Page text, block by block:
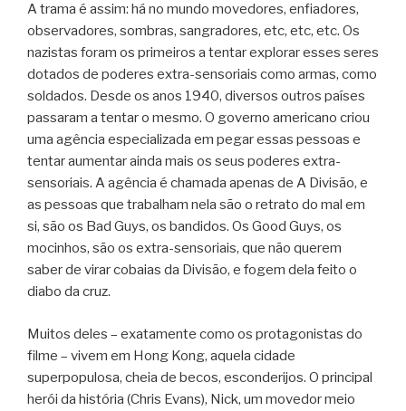
A trama é assim: há no mundo movedores, enfiadores,
observadores, sombras, sangradores, etc, etc, etc. Os
nazistas foram os primeiros a tentar explorar esses seres
dotados de poderes extra-sensoriais como armas, como
soldados. Desde os anos 1940, diversos outros países
passaram a tentar o mesmo. O governo americano criou
uma agência especializada em pegar essas pessoas e
tentar aumentar ainda mais os seus poderes extra-
sensoriais. A agência é chamada apenas de A Divisão, e
as pessoas que trabalham nela são o retrato do mal em
si, são os Bad Guys, os bandidos. Os Good Guys, os
mocinhos, são os extra-sensoriais, que não querem
saber de virar cobaias da Divisão, e fogem dela feito o
diabo da cruz.
Muitos deles – exatamente como os protagonistas do
filme – vivem em Hong Kong, aquela cidade
superpopulosa, cheia de becos, esconderijos. O principal
herói da história (Chris Evans), Nick, um movedor meio